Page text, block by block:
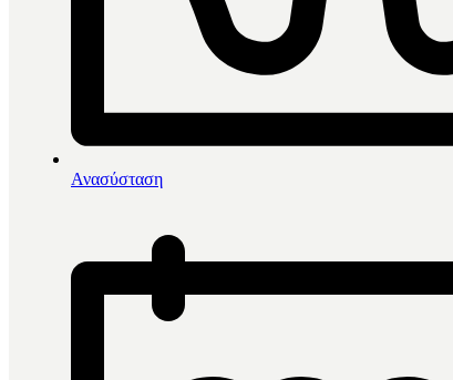
Ανασύσταση
Αρχική /
Διάφορα Βοηθήματα
Renfert Remberti